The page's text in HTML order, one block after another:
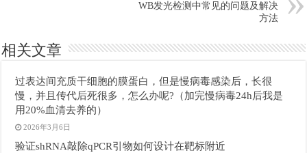
WB发光检测中常见的问题及解决
方法
相关文章
过表达间充质干细胞的膜蛋白，但是慢病毒感染后，长很
慢，并且传代后死很多，怎么办呢?（加完慢病毒24h后我是
用20%血清去养的）
2026年3月6日
验证shRNA敲除qPCR引物如何设计在靶标附近